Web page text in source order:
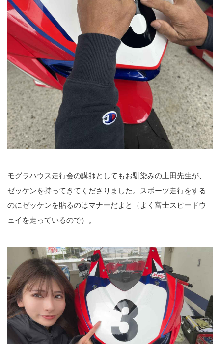
モグラハウス走行会の講師としてもお馴染みの上田先生が、
ゼッケンを持ってきてくださりました。スポーツ走行をする
のにゼッケンを貼るのはマナーだよと（よく富士スピードウ
ェイを走っているので）。